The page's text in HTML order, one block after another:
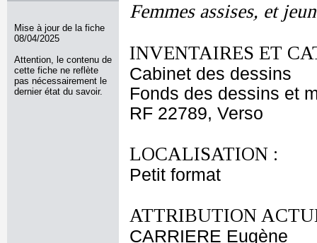
Mise à jour de la fiche
08/04/2025
Attention, le contenu de
cette fiche ne reflète
pas nécessairement le
dernier état du savoir.
Femmes assises, et
INVENTAIRES ET
Cabinet des dessins
Fonds des dessins et
RF 22789, Verso
LOCALISATION :
Petit format
ATTRIBUTION
CARRIERE Eugène